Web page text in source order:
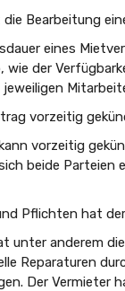
die Bearbeitung
eines
wie der
vorzeitig
vorzeitig
beide Parteien
Pflichten hat
unter anderem
Reparaturen
Der Vermieter